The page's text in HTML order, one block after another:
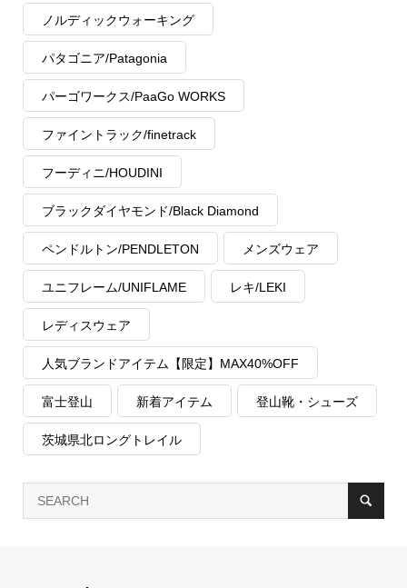
ノルディックウォーキング
パタゴニア/Patagonia
パーゴワークス/PaaGo WORKS
ファイントラック/finetrack
フーディニ/HOUDINI
ブラックダイヤモンド/Black Diamond
ペンドルトン/PENDLETON メンズウェア
ユニフレーム/UNIFLAME レキ/LEKI
レディスウェア
人気ブランドアイテム【限定】MAX40%OFF
富士登山 新着アイテム 登山靴・シューズ
茨城県北ロングトレイル